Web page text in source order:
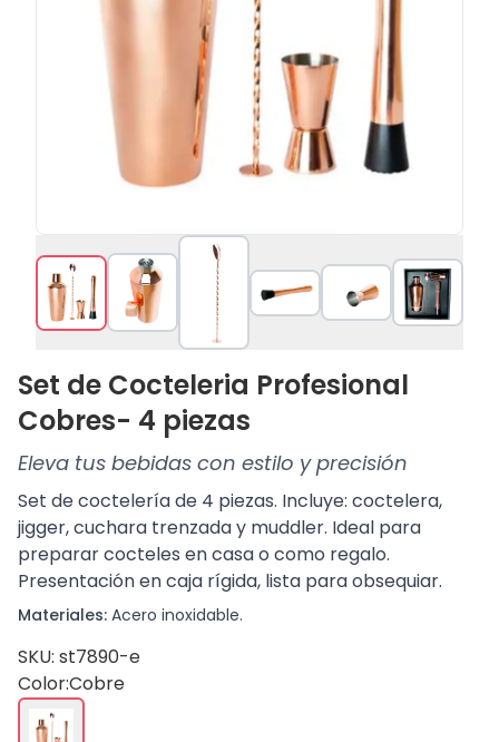
Set de Cocteleria Profesional
Cobres- 4 piezas
Eleva tus bebidas con estilo y precisión
Set de coctelería de 4 piezas. Incluye: coctelera,
jigger, cuchara trenzada y muddler. Ideal para
preparar cocteles en casa o como regalo.
Presentación en caja rígida, lista para obsequiar.
Materiales: Acero inoxidable.
SKU: st7890-e
Color:Cobre